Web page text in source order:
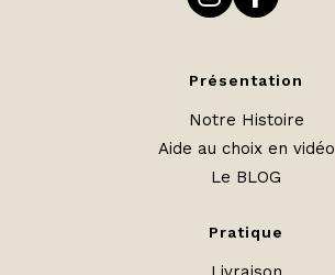
Présentation
Notre Histoire
Aide au choix en vidéo
Le BLOG
Pratique